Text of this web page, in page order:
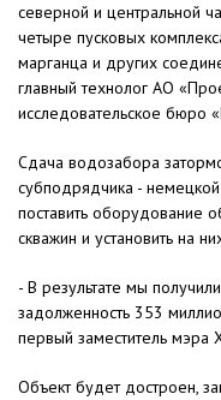
северной и центральной
четыре пусковых
марганца и других
главный технолог АО
исследовательское бюро
Сдача водозабора
субподрядчика -
поставить оборудование
скважин и установить на
- В результате мы
задолженность 353
первый заместитель мэра
Объект будет достроен,